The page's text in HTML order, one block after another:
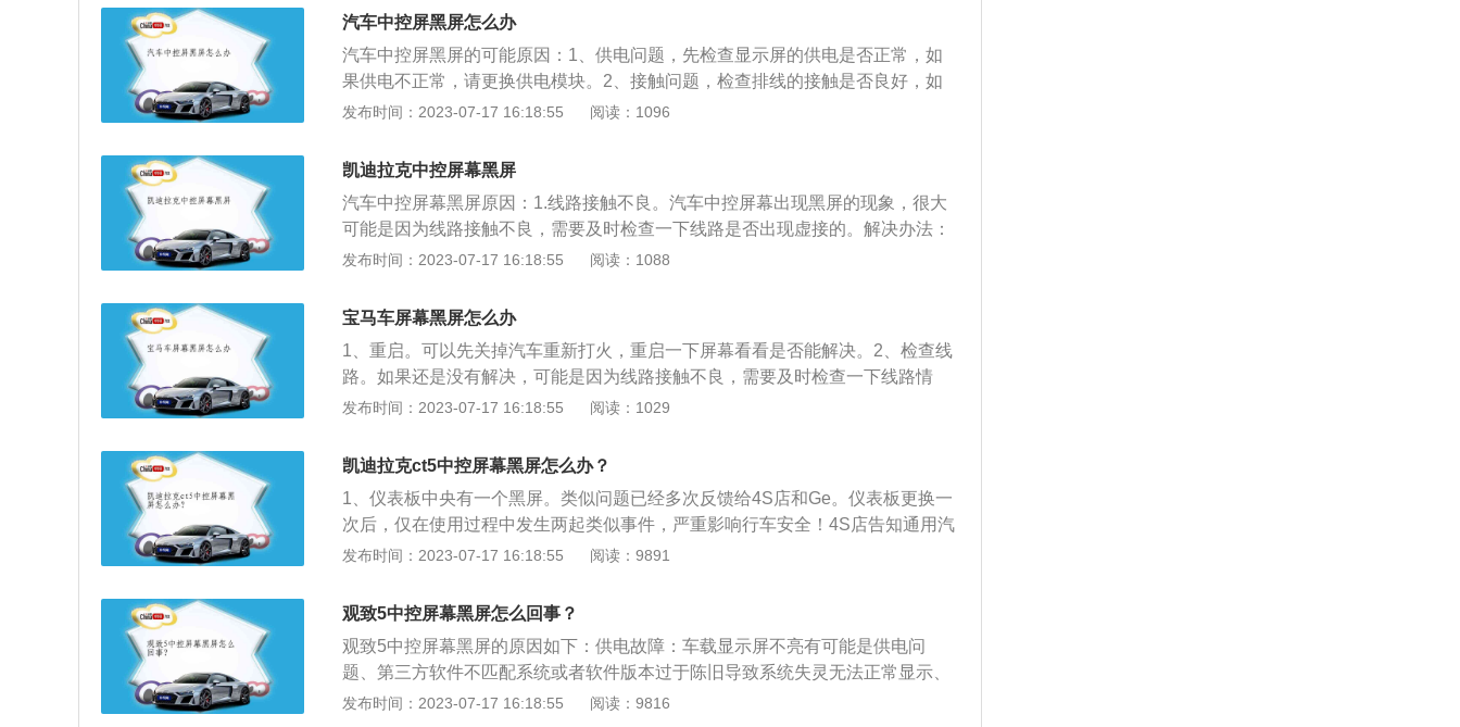
汽车中控屏黑屏怎么办
汽车中控屏黑屏的可能原因：1、供电问题，先检查显示屏的供电是否正常，如
果供电不正常，请更换供电模块。2、接触问题，检查排线的接触是否良好，如
果有问题，更换排线。3、显示屏本身问题，检查显示屏是否损坏，替换显示屏
常，排线接触良好，那就需要检查主板的视频输出信号，更换主板测试下。导致
黑屏的原因有很多，比如电源、线路，还有灰层接触问题。你可以先恢复出厂设
置试试，或者用电脑排除故障，如果还不行，在保修期内就去保修；如果不在保
修期，就直接去4s店维修吧。
发布时间：2023-07-17 16:18:55 阅读：1096
凯迪拉克中控屏幕黑屏
汽车中控屏幕黑屏原因：1.线路接触不良。汽车中控屏幕出现黑屏的现象，很大
可能是因为线路接触不良，需要及时检查一下线路是否出现虚接的。解决办法：
将其虚接的部位连接完好即可。2.电源信号线老化。汽车中控屏幕出现黑屏的现
去，如果黑屏得以解决的话，就说明的确是电源信号线存在问题了。3.电路设计
存在缺陷。如果检查了上面两种情况之后，中控屏幕依然还是黑屏的话，那应该
就是电路设计存在缺陷的缘故，导致供电模块出现故障，不仅存在卡顿的情况，
严重的话就是我们今天所说的黑屏现象了。解决办法：需要到维修店进行检查维
修或直接更换才可以。4.显示屏损坏。解决方法：检查是否显示屏损坏，替换显
法：检查主机电源插接良好，电压稳定。6.中控屏过热导致，一般是由于加装了
其他附加设备，例如导航模块，倒车影像等。中控大屏的工作负荷超过了其本身
的设计参数，从而触发了过热保护功能导致。解决方法：可以采用断开附加设
发布时间：2023-07-17 16:18:55 阅读：1088
宝马车屏幕黑屏怎么办
1、重启。可以先关掉汽车重新打火，重启一下屏幕看看是否能解决。2、检查线
路。如果还是没有解决，可能是因为线路接触不良，需要及时检查一下线路情
况，再进行修理或者更换新的电源线。3、检查U盘。可能是使用了劣质的U盘，
件太多导致的，所以需要更换优质的U盘或者清理U盘里的文件。4、检查蓝牙。
车辆蓝牙模块的光纤接触不好或者可能是因为手机与车辆通过蓝牙连接，但是手
机中的一些防护软件的作用导致屏幕黑屏，可以解除手机蓝牙连接再查看。5、
升级程序。可能是因为系统没有更新导致屏幕黑屏，需要重新编程或升级程序来
解决。6、清除导航数据。像一些有互联驾驶功能的车辆，在地图里存储了太多
信息的数据处理问题，可以清除一下导航数据。7、重新匹配模块。可以使用解
码器重新匹配汽车的模块，即可正常使用屏幕。8、检查保险。需要检查一下汽
车的保险有没有熔断，或者导航按钮和电压有没有出现问题，及时进行维修即
后，松开电源键，如果画面立刻消失，说明电池没电，需要及时充电。10、去4s
发布时间：2023-07-17 16:18:55 阅读：1029
凯迪拉克ct5中控屏幕黑屏怎么办？
1、仪表板中央有一个黑屏。类似问题已经多次反馈给4S店和Ge。仪表板更换一
次后，仅在使用过程中发生两起类似事件，严重影响行车安全！4S店告知通用汽
车无法解决北美软件更新问题。日期尚未确定！在使用过程中，它是好的和坏
此类问题。4S店的工作人员无法处理或退车。他们无法沟通。2、还有一种情况
是正常的汽车被撞坏了。
发布时间：2023-07-17 16:18:55 阅读：9891
观致5中控屏幕黑屏怎么回事？
观致5中控屏幕黑屏的原因如下：供电故障：车载显示屏不亮有可能是供电问
题、第三方软件不匹配系统或者软件版本过于陈旧导致系统失灵无法正常显示、
屏幕损坏。线路老化：使用的时间太长，造成这个线路老化造成的黑屏，如果仅
发布时间：2023-07-17 16:18:55 阅读：9816